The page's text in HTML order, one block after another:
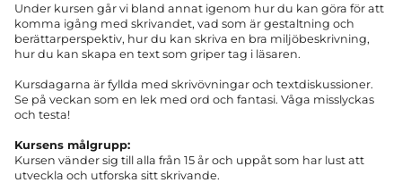
Under kursen går vi bland annat igenom hur du kan göra för att
komma igång med skrivandet, vad som är gestaltning och
berättarperspektiv, hur du kan skriva en bra miljöbeskrivning,
hur du kan skapa en text som griper tag i läsaren.
Kursdagarna är fyllda med skrivövningar och textdiskussioner.
Se på veckan som en lek med ord och fantasi. Våga misslyckas
och testa!
Kursens målgrupp:
Kursen vänder sig till alla från 15 år och uppåt som har lust att
utveckla och utforska sitt skrivande.